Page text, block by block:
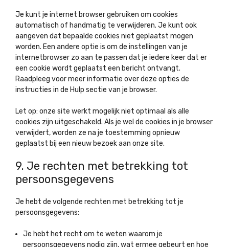
Je kunt je internet browser gebruiken om cookies
automatisch of handmatig te verwijderen. Je kunt ook
aangeven dat bepaalde cookies niet geplaatst mogen
worden. Een andere optie is om de instellingen van je
internetbrowser zo aan te passen dat je iedere keer dat er
een cookie wordt geplaatst een bericht ontvangt.
Raadpleeg voor meer informatie over deze opties de
instructies in de Hulp sectie van je browser.
Let op: onze site werkt mogelijk niet optimaal als alle
cookies zijn uitgeschakeld. Als je wel de cookies in je browser
verwijdert, worden ze na je toestemming opnieuw
geplaatst bij een nieuw bezoek aan onze site.
9. Je rechten met betrekking tot
persoonsgegevens
Je hebt de volgende rechten met betrekking tot je
persoonsgegevens:
Je hebt het recht om te weten waarom je
persoonsgegevens nodig zijn, wat ermee gebeurt en hoe